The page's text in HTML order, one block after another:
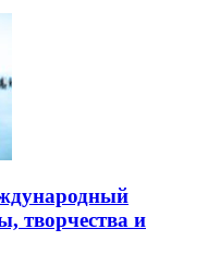
творчества и